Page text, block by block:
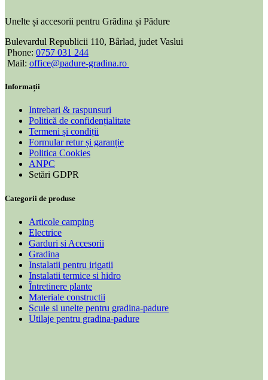
Unelte și accesorii pentru Grădina și Pădure
Bulevardul Republicii 110, Bârlad, judet Vaslui
Phone: 0757 031 244
Mail: office@padure-gradina.ro
Informații
Intrebari & raspunsuri
Politică de confidențialitate
Termeni și condiții
Formular retur și garanție
Politica Cookies
ANPC
Setări GDPR
Categorii de produse
Articole camping
Electrice
Garduri si Accesorii
Gradina
Instalatii pentru irigatii
Instalatii termice si hidro
Întretinere plante
Materiale constructii
Scule si unelte pentru gradina-padure
Utilaje pentru gradina-padure